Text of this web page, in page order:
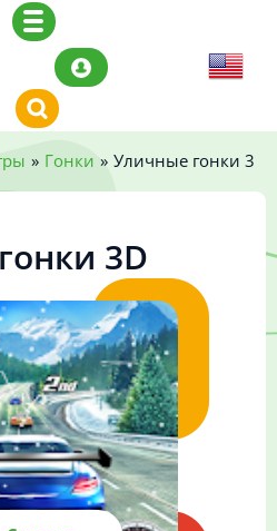
» Гонки » Уличные гонки 3D
3D